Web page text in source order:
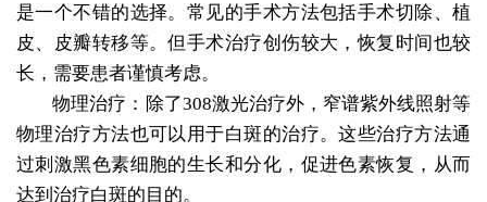
是一个不错的选择。常见的手术方法包括手术切除、植
皮、皮瓣转移等。但手术治疗创伤较大，恢复时间也较
长，需要患者谨慎考虑。
物理治疗：除了308激光治疗外，窄谱紫外线照射等
物理治疗方法也可以用于白斑的治疗。这些治疗方法通
过刺激黑色素细胞的生长和分化，促进色素恢复，从而
达到治疗白斑的目的。